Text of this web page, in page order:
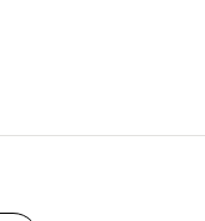
outdoor più